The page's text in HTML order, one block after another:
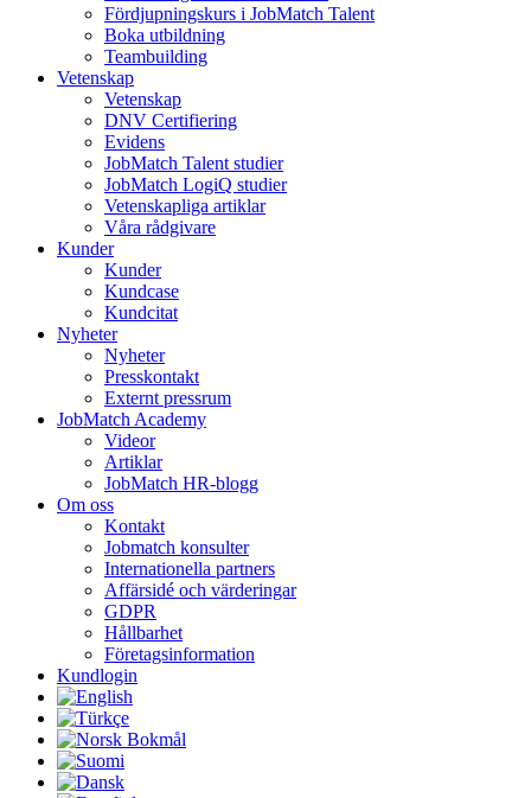
Fördjupningskurs i JobMatch Talent
Boka utbildning
Teambuilding
Vetenskap
Vetenskap
DNV Certifiering
Evidens
JobMatch Talent studier
JobMatch LogiQ studier
Vetenskapliga artiklar
Våra rådgivare
Kunder
Kunder
Kundcase
Kundcitat
Nyheter
Nyheter
Presskontakt
Externt pressrum
JobMatch Academy
Videor
Artiklar
JobMatch HR-blogg
Om oss
Kontakt
Jobmatch konsulter
Internationella partners
Affärsidé och värderingar
GDPR
Hållbarhet
Företagsinformation
Kundlogin